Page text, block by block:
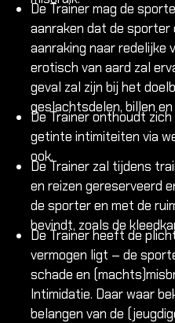
De Trainer mag de
aanraken dat de
aanraking naar redelijke
erotisch van aard zal
geval zal zijn bij het
geslachtsdelen, billen
De Trainer onthoudt
getinte intimiteiten via
ook.
De Trainer zal tijdens
en reizen gereserveerd
de sporter en met de
bevindt, zoals de
De Trainer heeft de
vermogen ligt – de
schade en
Intimidatie. Daar waar
belangen van de